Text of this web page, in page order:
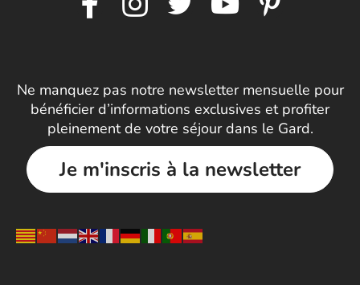
Ne manquez pas notre newsletter mensuelle pour
bénéficier d’informations exclusives et profiter
pleinement de votre séjour dans le Gard.
Je m'inscris à la newsletter